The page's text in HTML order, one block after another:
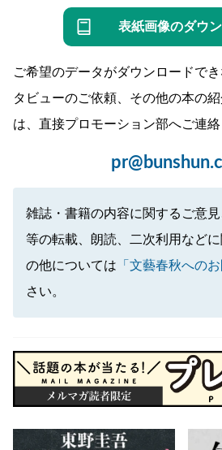
表紙画像のダウ
ご希望のデータがダウンロードで
タビューのご依頼、その他の本の
は、直接プロモーション部へご連絡
雑誌・書籍の内容に関するご意
等の転載、朗読、二次利用など
の他については 「文藝春秋へのお
さい。